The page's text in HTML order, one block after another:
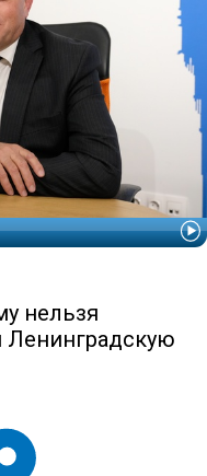
нельзя
Ленинградскую